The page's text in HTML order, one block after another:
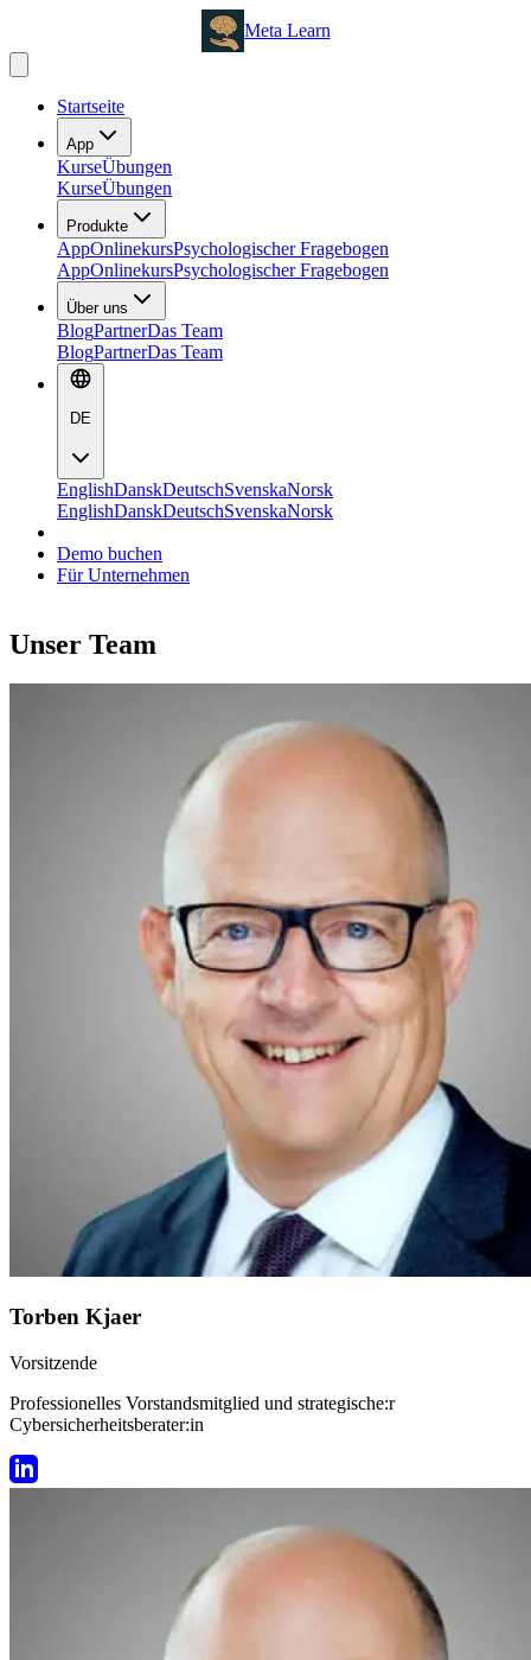
Meta Learn
Startseite
App
KurseÜbungen
KurseÜbungen
Produkte
AppOnlinekursPsychologischer Fragebogen
AppOnlinekursPsychologischer Fragebogen
Über uns
BlogPartnerDas Team
BlogPartnerDas Team
DE
EnglishDanskDeutschSvenskaNorsk
EnglishDanskDeutschSvenskaNorsk
Demo buchen
Für Unternehmen
Unser Team
Torben Kjaer
Vorsitzende
Professionelles Vorstandsmitglied und strategische:r
Cybersicherheitsberater:in